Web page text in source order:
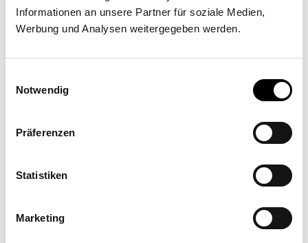
Informationen an unsere Partner für soziale Medien,
Werbung und Analysen weitergegeben werden.
Notwendig
Präferenzen
Statistiken
Marketing
Traunuferstrasse 261, 4053 Haid bei Ansfelden